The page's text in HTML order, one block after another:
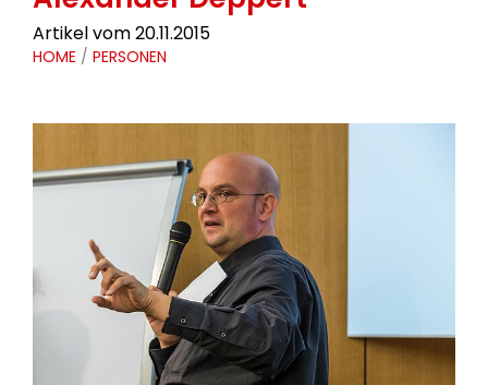
Artikel vom 20.11.2015
HOME / PERSONEN